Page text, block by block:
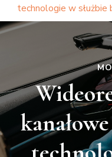
technologie w służbie